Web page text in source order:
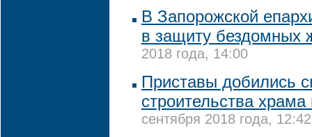
В Запорожской
в защиту бездомных
2018 года, 14:00
Приставы добились
строительства храма
сентября 2018 года, 12:42